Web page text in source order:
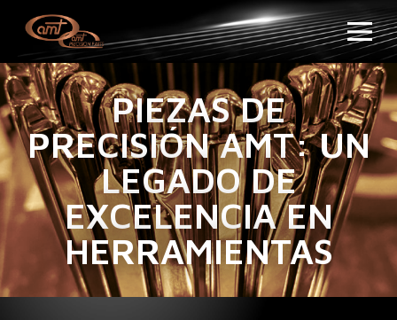
PIEZAS DE
PRECISIÓN AMT: UN
LEGADO DE
EXCELENCIA EN
HERRAMIENTAS